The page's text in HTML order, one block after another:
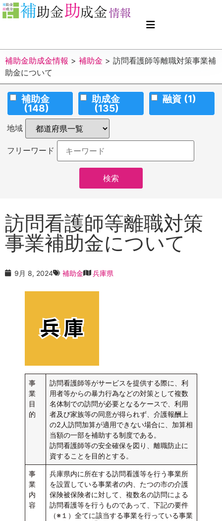
補助金助成金情報 > 補助金 > 訪問看護師等離職対策事業補
助金について
補助金
(148)
助成金
(135)
融資 (1)
地域
フリーワード
訪問看護師等離職対策
事業補助金について
9月 8, 2024 補助金 兵庫県
事
業
目
的
訪問看護師等がサービスを提供する際に、利
用者等からの暴力行為などの対策として複数
名体制での訪問が必要となるケースで、利用
者及び家族等の同意が得られず、介護報酬上
の2人訪問加算が適用できない場合に、加算相
当額の一部を補助する制度である。
訪問看護師等の安全確保を図り、離職防止に
資することを目的とする。
事
業
内
容
兵庫県内に所在する訪問看護等を行う事業所
を設置している事業者の内、たつの市の介護
保険被保険者に対して、複数名の訪問による
訪問看護等を行うものであって、下記の要件
（※１）全てに該当する事業を行っている事業